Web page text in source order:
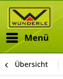
Menü
Übersicht